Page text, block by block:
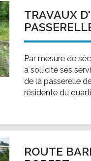
TRAVAUX
Par mesure de
a sollicité ses
de la passerelle
résidente du
ROUTE